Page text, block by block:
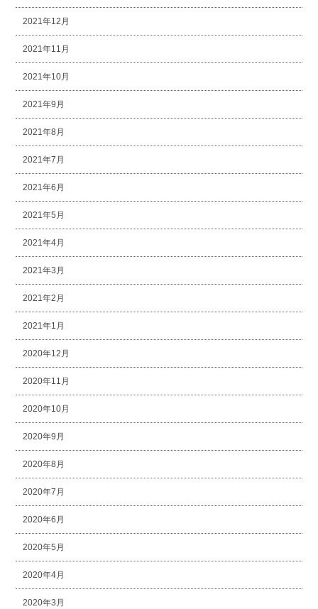
2021年12月
2021年11月
2021年10月
2021年9月
2021年8月
2021年7月
2021年6月
2021年5月
2021年4月
2021年3月
2021年2月
2021年1月
2020年12月
2020年11月
2020年10月
2020年9月
2020年8月
2020年7月
2020年6月
2020年5月
2020年4月
2020年3月